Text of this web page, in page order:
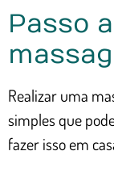
Passo
Realizar uma
simples que
fazer isso em